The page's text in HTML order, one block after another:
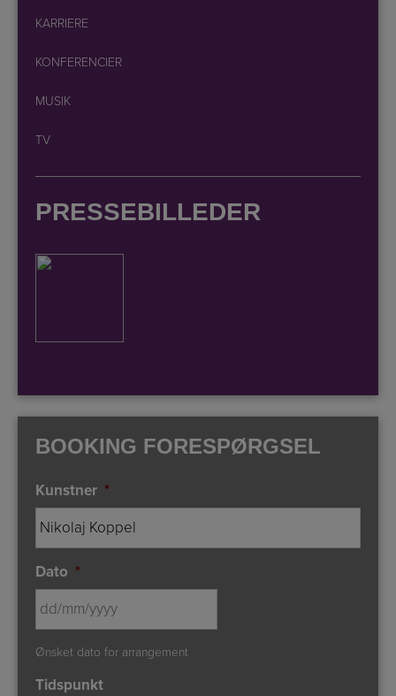
KARRIERE
KONFERENCIER
MUSIK
TV
PRESSEBILLEDER
BOOKING FORESPØRGSEL
Kunstner *
Dato *
slash
MM
Ønsket dato for arrangement
Tidspunkt